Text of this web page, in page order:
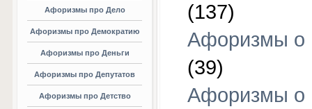
Афоризмы про Дело
Афоризмы про Демократию
Афоризмы про Деньги
Афоризмы про Депутатов
Афоризмы про Детство
(137)
Афоризмы о
(39)
Афоризмы о